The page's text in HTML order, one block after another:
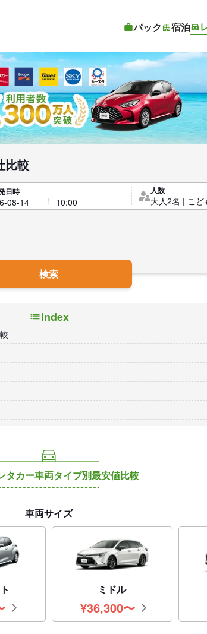
パック 宿泊
比較
日時 人数
検索
Index
タカー車両タイプ別最安値比較
車両サイズ
ミドル
¥36,300
円〜